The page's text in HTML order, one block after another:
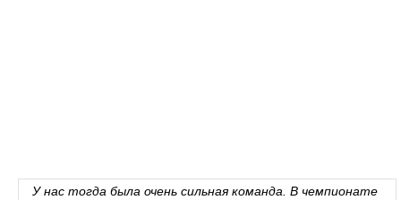
У нас тогда была очень сильная команда. В чемпионате